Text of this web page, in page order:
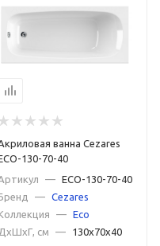
ванна Cezares
130-70-40
—
ECO-130-70-40
—
Cezares
—
Eco
ДxШxГ, см
— 130x70x40